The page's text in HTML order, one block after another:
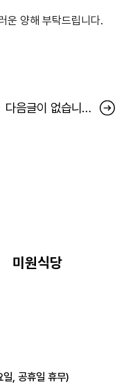
운 양해 부탁드립니다.
다음글이 없습니다.
미원식당
, 공휴일 휴무)